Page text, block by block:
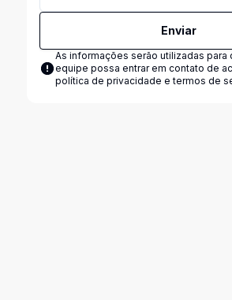
Enviar
As informações serão utilizadas para
equipe possa entrar em contato de
política de privacidade e termos de